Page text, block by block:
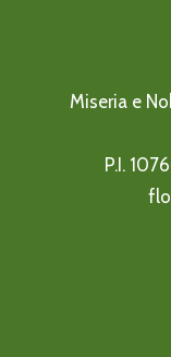
Miseria e
P.I.